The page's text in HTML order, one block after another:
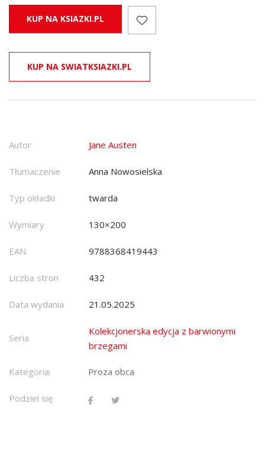
KUP NA KSIAZKI.PL
KUP NA SWIATKSIAZKI.PL
Autor Jane Austen
Tłumaczenie Anna Nowosielska
Typ okładki twarda
Wymiary 130×200
EAN 9788368419443
Liczba stron 432
Data wydania 21.05.2025
Seria
Kolekcjonerska edycja z barwionymi
brzegami
Kategoria: Proza obca
Podziel się